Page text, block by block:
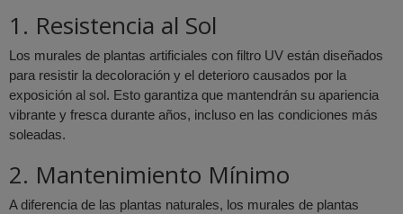
1. Resistencia al Sol
Los murales de plantas artificiales con filtro UV están diseñados
para resistir la decoloración y el deterioro causados por la
exposición al sol. Esto garantiza que mantendrán su apariencia
vibrante y fresca durante años, incluso en las condiciones más
soleadas.
2. Mantenimiento Mínimo
A diferencia de las plantas naturales, los murales de plantas